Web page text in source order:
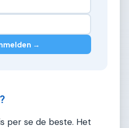
→
per se de beste. Het